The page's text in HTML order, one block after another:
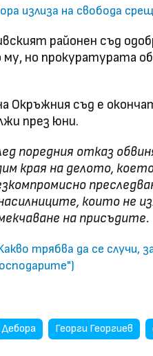
излиза на свобода
районен съд
но прокуратурата
Окръжния съд е
през юни.
поредния отказ
края на делото,
които не
на присъдите.
трябва да се случи,
Дебора Георги Георгиев